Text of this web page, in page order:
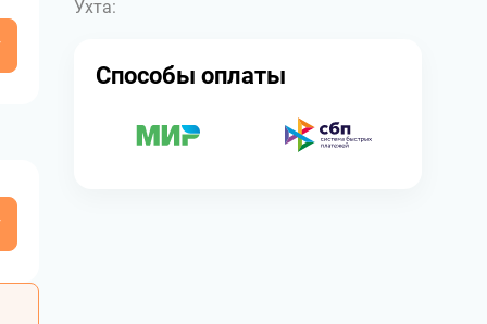
Ухта:
Способы оплаты